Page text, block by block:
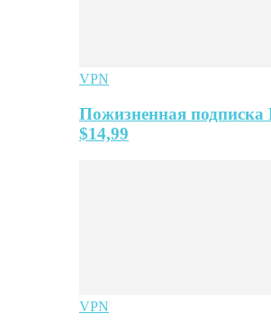
VPN
Пожизненная подписка
$14,99
VPN